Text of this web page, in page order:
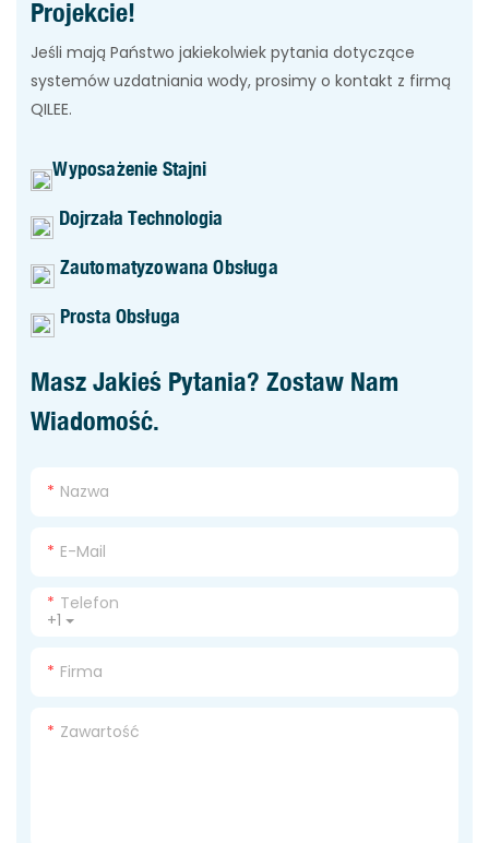
Projekcie!
Jeśli mają Państwo jakiekolwiek pytania dotyczące
systemów uzdatniania wody, prosimy o kontakt z firmą
QILEE.
Wyposażenie Stajni
Dojrzała Technologia
Zautomatyzowana Obsługa
Prosta Obsługa
Masz Jakieś Pytania? Zostaw Nam
Wiadomość.
Nazwa
E-Mail
+1
Telefon
Firma
Zawartość